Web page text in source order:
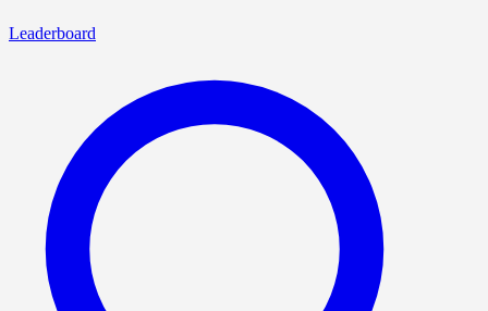
Leaderboard